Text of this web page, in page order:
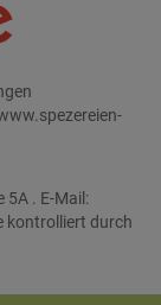
5A . E-Mail:
kontrolliert durch